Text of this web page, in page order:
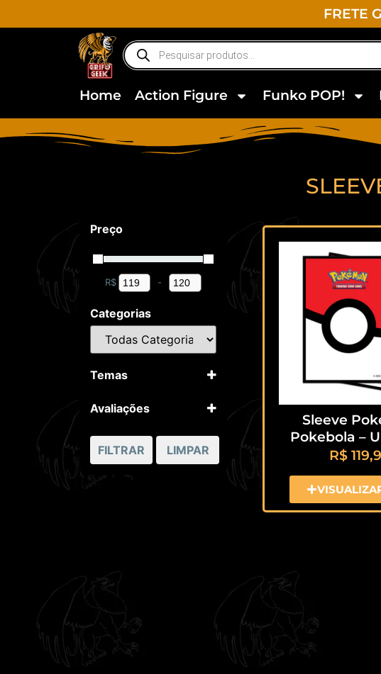
FRETE
Home Action Figure Funko POP!
Preço
R$ Minimum Price
-Maximum Price
Categorias
Temas
Avaliações
3 ou mais
FILTRAR LIMPAR
Sleeve
Pokebola –
R$